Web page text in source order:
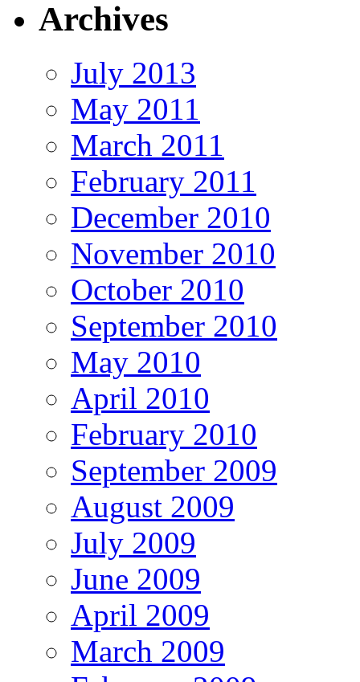
Archives
July 2013
May 2011
March 2011
February 2011
December 2010
November 2010
October 2010
September 2010
May 2010
April 2010
February 2010
September 2009
August 2009
July 2009
June 2009
April 2009
March 2009